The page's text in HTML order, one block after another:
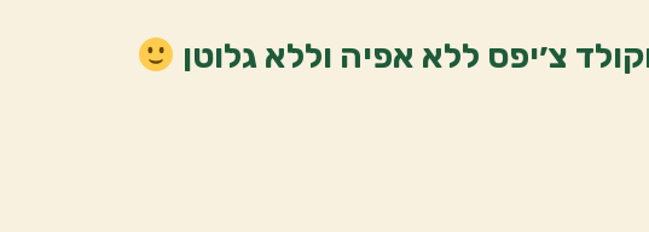
צ׳יפס ללא אפיה וללא גלוטן